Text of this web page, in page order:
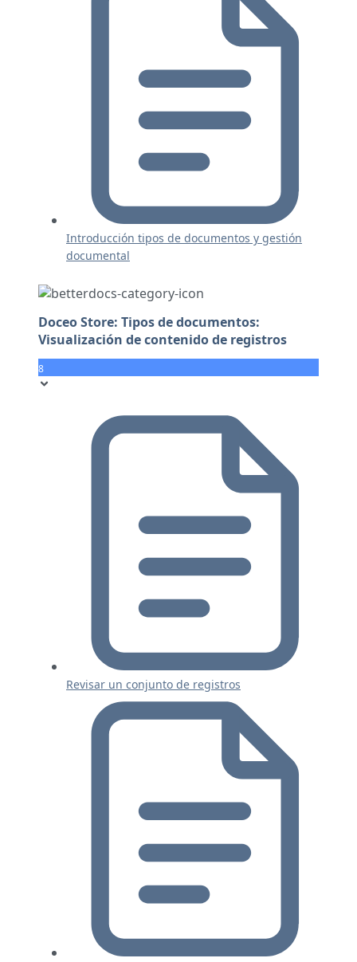
Introducción tipos de documentos y gestión
documental
Doceo Store: Tipos de documentos:
Visualización de contenido de registros
8
Revisar un conjunto de registros